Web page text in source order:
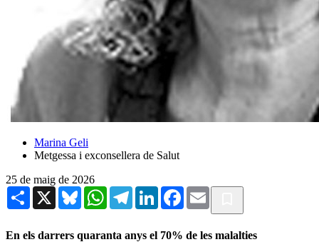
Marina Geli
Metgessa i exconsellera de Salut
25 de maig de 2026
Share X BlueskyWhatsAppTelegramLinkedInFacebook
Email
En els darrers quaranta anys el 70% de les malalties